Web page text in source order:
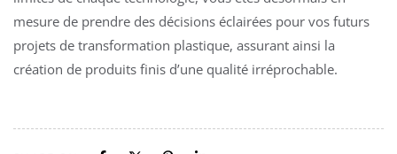
mesure de prendre des décisions éclairées pour vos futurs
projets de transformation plastique, assurant ainsi la
création de produits finis d’une qualité irréprochable.